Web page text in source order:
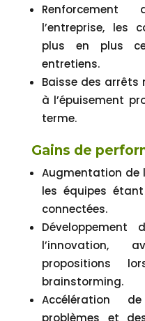
l’entreprise, les
plus en plus
entretiens.
Baisse des
à l’épuisement
terme.
Gains de
Augmentation de
les équipes
connectées.
l’innovation,
propositions
brainstorming.
Accélération